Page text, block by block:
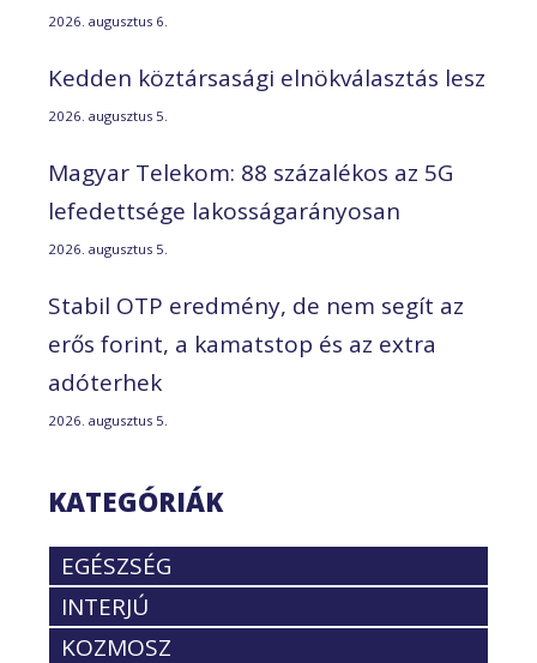
2026. augusztus 6.
Kedden köztársasági elnökválasztás lesz
2026. augusztus 5.
Magyar Telekom: 88 százalékos az 5G
lefedettsége lakosságarányosan
2026. augusztus 5.
Stabil OTP eredmény, de nem segít az
erős forint, a kamatstop és az extra
adóterhek
2026. augusztus 5.
KATEGÓRIÁK
EGÉSZSÉG
INTERJÚ
KOZMOSZ